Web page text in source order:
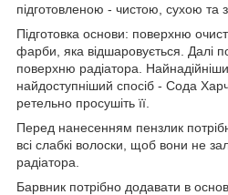
підготовленою - чистою, сухою та
Підготовка основи: поверхню
фарби, яка відшаровується. Далі
поверхню радіатора.
найдоступніший спосіб - Сода
ретельно просушіть її.
Перед нанесенням пензлик
всі слабкі волоски, щоб вони не
радіатора.
Барвник потрібно додавати в